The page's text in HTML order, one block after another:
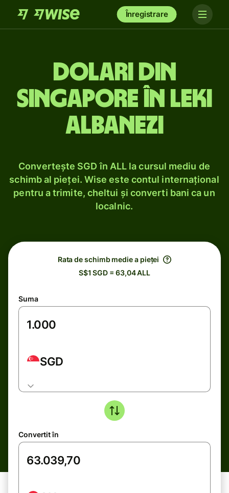
Înregistrare
Dolari din
Singapore în leki
albanezi
Convertește SGD în ALL la cursul mediu de
schimb al pieței. Wise este contul internațional
pentru a trimite, cheltui și converti bani ca un
localnic.
Rata de schimb medie a pieței
S$1 SGD = 63,04 ALL
Suma
SGD
Convertit în